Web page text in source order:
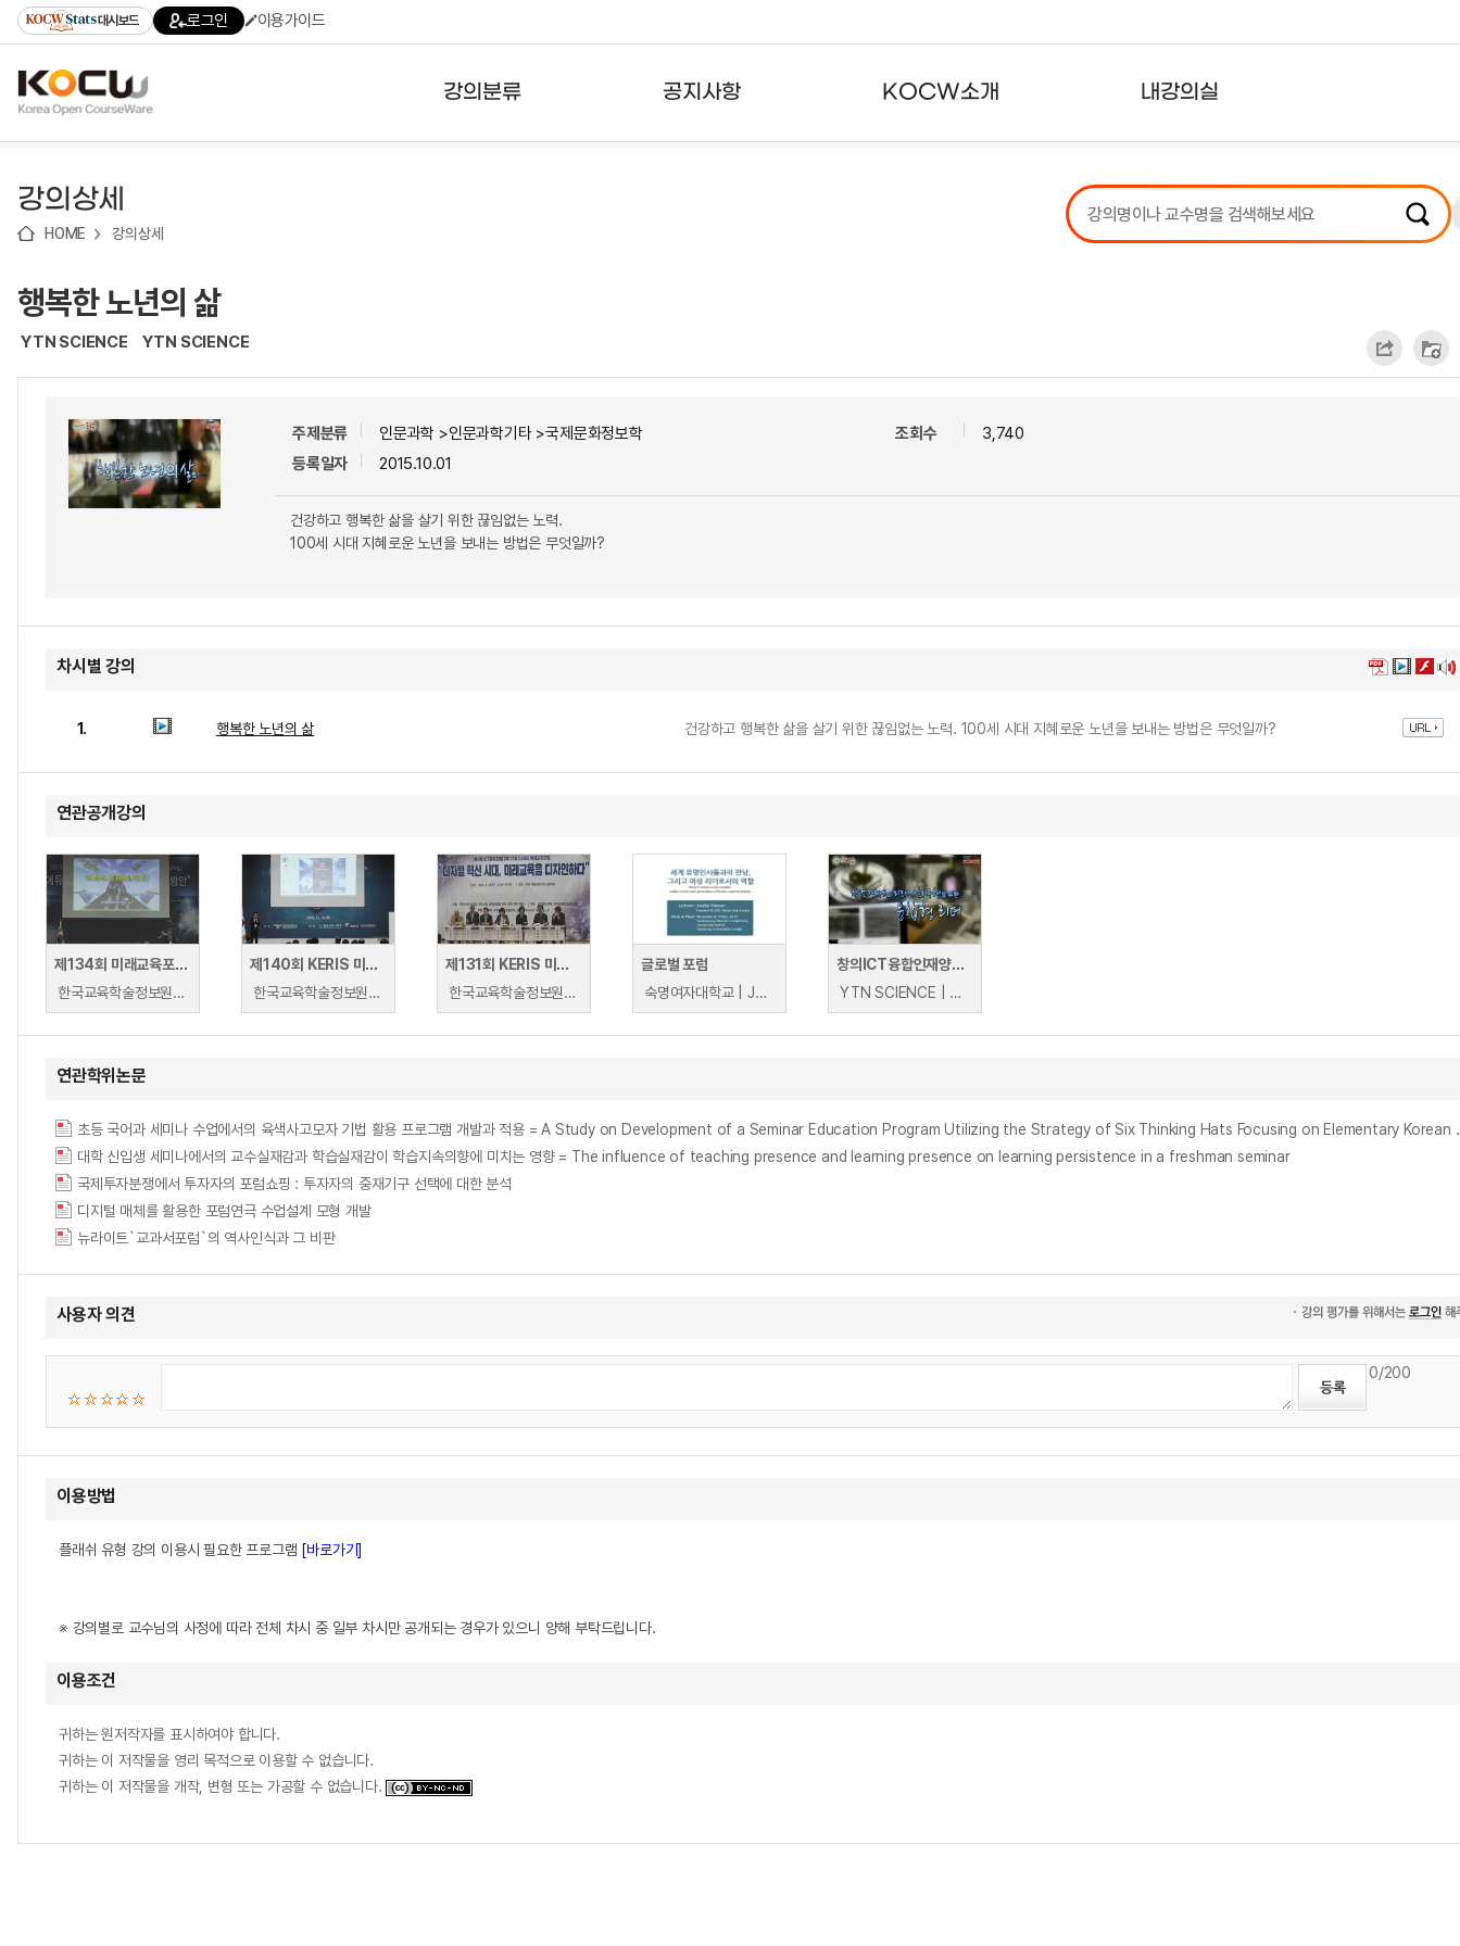
기
기
기
content)
가
대시보드 로그인 이용가이드
강의분류 공지사항 KOCW소개 내강의실
강의리스트
수강확인증강의
강의상세
HOME 강의상세
행복한 노년의 삶
YTN SCIENCE YTN SCIENCE
주제분류
인문과학 >인문과학기타 >국제문화정보학
등록일자
2015.10.01
조회수 3,740
건강하고 행복한 삶을 살기 위한 끊임없는 노력.
100세 시대 지혜로운 노년을 보내는 방법은 무엇일까?
차시별 강의
1. 행복한 노년의 삶 건강하고 행복한 삶을 살기 위한 끊임없는 노력. 100세 시대 지혜로운 노년을 보내는 방법은 무엇일까?
연관공개강의
제134회 미래교육포럼 · 공군 HRD 발전 세미나
한국교육학술정보원 | 정광훈(한국교육학술정보원), 조영탁(휴넷), 임철일(서울대학교), 이희수(중앙대학교)
제140회 KERIS 미래교육포럼 · 2019 공군 HRD 발전 세미나
한국교육학술정보원 | 홍정민 연구소장(㈜휴넷), 정광훈(KERIS 교육데이터정책부).
제131회 KERIS 미래교육포럼
한국교육학술정보원 | 정종욱(브레이너리), 허병두(숭문고등학교), 남궁문(원광디지털대학교), 허운나(ICT공유포럼), 김진숙(한국교육학술정보원)
글로벌 포럼
숙명여자대학교 | Josette Sheeran
창의ICT융합인재양성포럼
YTN SCIENCE | YTN SCIENCE
연관학위논문
초등 국어과 세미나 수업에서의 육색사고모자 기
대학 신입생 세미나에서의 교수실재감과 학습실재감이 학습지속의향에 미치는 영향 = The influence of teaching presence and learning presence on learning persistence in a freshman seminar
국제투자분쟁에서 투자자의 포럼쇼핑 : 투자자의 중재기구 선택에 대한 분석
디지털 매체를 활용한 포럼연극 수업설계 모형 개발
뉴라이트`교과서포럼`의 역사인식과 그 비판
사용자 의견
0/200
이용방법
플래쉬 유형 강의 이용시 필요한 프로그램 [바로가기]
※ 강의별로 교수님의 사정에 따라 전체 차시 중 일부 차시만 공개되는 경우가 있으니 양해 부탁드립니다.
이용조건
귀하는 원저작자를 표시하여야 합니다.
귀하는 이 저작물을 영리 목적으로 이용할 수 없습니다.
귀하는 이 저작물을 개작, 변형 또는 가공할 수 없습니다.